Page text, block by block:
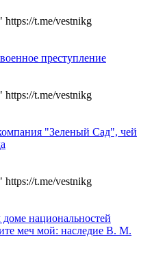
t.me/vestnikg
преступление
t.me/vestnikg
"Зеленый Сад", чей
t.me/vestnikg
национальностей
меч мой: наследие В. М.